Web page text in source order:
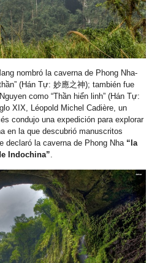
nombró la caverna de Phong Nha-
(Hán Tự: 妙應之神); también fue
como “Thần hiển linh” (Hán Tự:
XIX, Léopold Michel Cadière, un
condujo una expedición para explorar
en la que descubrió manuscritos
declaró la caverna de Phong Nha “la
Indochina”.